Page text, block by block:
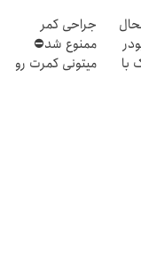
با
جراحی کمر
ممنوع شد⛔
میتونی کمرت رو